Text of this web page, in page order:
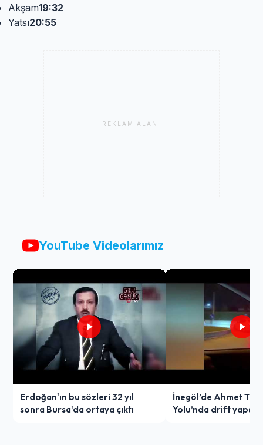
Akşam19:32
Yatsı20:55
REKLAM ALANI
YouTube Videolarımız
Erdoğan'ın bu sözleri 32 yıl
sonra Bursa'da ortaya çıktı
İnegöl’de Ahmet
Yolu’nda drift yapan